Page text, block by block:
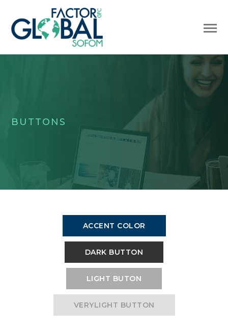
BUTTONS
ACCENT COLOR
DARK BUTTON
LIGHT BUTON
VERYLIGHT BUTTON